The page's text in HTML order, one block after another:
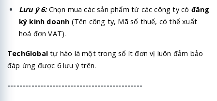
Lưu ý 6:Chọn mua các sản phẩm từ các công ty có đăng
ký kinh doanh (Tên công ty, Mã số thuế, có thể xuất
hoá đơn VAT).
TechGlobal tự hào là một trong số ít đơn vị luôn đảm bảo
đáp ứng được 6 lưu ý trên.
---------------------------------------------